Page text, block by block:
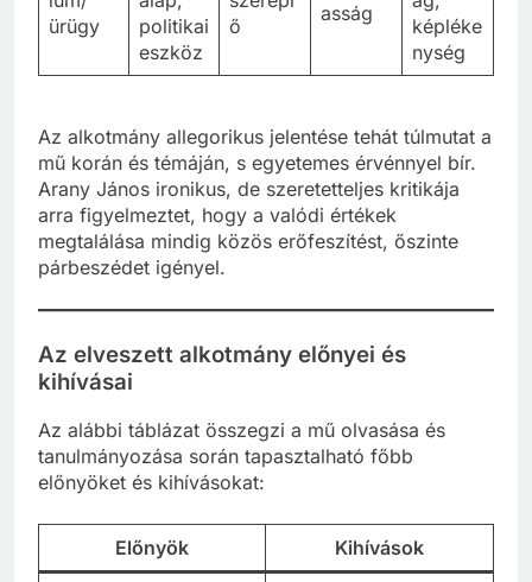
ürügy
politikai
eszköz
ő
asság
képléke
nység
Az alkotmány allegorikus jelentése tehát túlmutat a
mű korán és témáján, s egyetemes érvénnyel bír.
Arany János ironikus, de szeretetteljes kritikája
arra figyelmeztet, hogy a valódi értékek
megtalálása mindig közös erőfeszítést, őszinte
párbeszédet igényel.
Az elveszett alkotmány előnyei és
kihívásai
Az alábbi táblázat összegzi a mű olvasása és
tanulmányozása során tapasztalható főbb
előnyöket és kihívásokat:
Előnyök Kihívások